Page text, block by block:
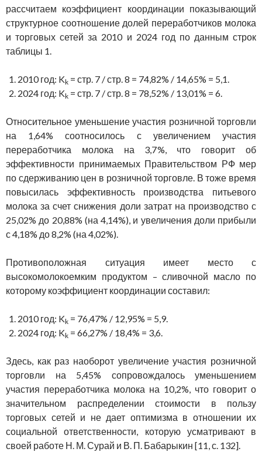
рассчитаем коэффициент координации показывающий
структурное соотношение долей переработчиков молока
и торговых сетей за 2010 и 2024 год по данным строк
таблицы 1.
2010 год: Kk = стр. 7 / стр. 8 = 74,82% / 14,65% = 5,1.
2024 год: Kk = стр. 7 / стр. 8 = 78,52% / 13,01% = 6.
Относительное уменьшение участия розничной торговли
на 1,64% соотносилось с увеличением участия
переработчика молока на 3,7%, что говорит об
эффективности принимаемых Правительством РФ мер
по сдерживанию цен в розничной торговле. В тоже время
повысилась эффективность производства питьевого
молока за счет снижения доли затрат на производство с
25,02% до 20,88% (на 4,14%), и увеличения доли прибыли
с 4,18% до 8,2% (на 4,02%).
Противоположная ситуация имеет место с
высокомолокоемким продуктом – сливочной масло по
которому коэффициент координации составил:
2010 год: Kk = 76,47% / 12,95% = 5,9.
2024 год: Kk = 66,27% / 18,4% = 3,6.
Здесь, как раз наоборот увеличение участия розничной
торговли на 5,45% сопровождалось уменьшением
участия переработчика молока на 10,2%, что говорит о
значительном распределении стоимости в пользу
торговых сетей и не дает оптимизма в отношении их
социальной ответственности, которую усматривают в
своей работе Н. М. Сурай и В. П. Бабарыкин [11, с. 132].